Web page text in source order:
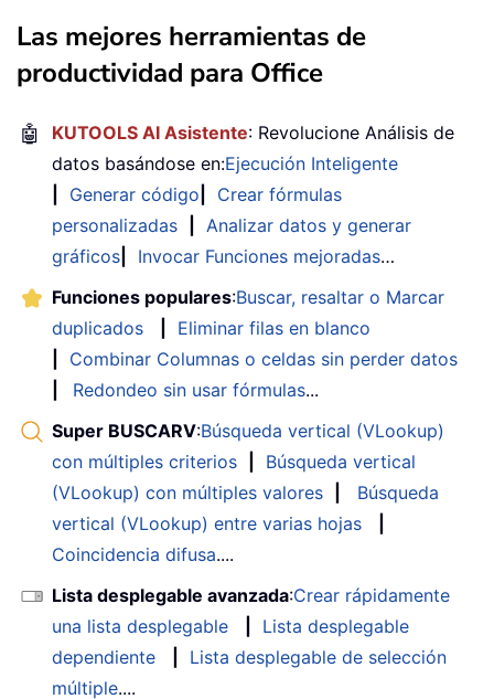
Las mejores herramientas de
productividad para Office
🤖 KUTOOLS AI Asistente: Revolucione Análisis de
datos basándose en:Ejecución Inteligente
Generar código
Crear fórmulas
personalizadas
Analizar datos y generar
gráficos
Invocar Funciones mejoradas…
Funciones populares:Buscar, resaltar o Marcar
duplicados
Eliminar filas en blanco
Combinar Columnas o celdas sin perder datos
Redondeo sin usar fórmulas...
Super BUSCARV:Búsqueda vertical (VLookup)
con múltiples criterios
Búsqueda vertical
(VLookup) con múltiples valores
Búsqueda
vertical (VLookup) entre varias hojas
Coincidencia difusa....
Lista desplegable avanzada:Crear rápidamente
una lista desplegable
Lista desplegable
dependiente
Lista desplegable de selección
múltiple....